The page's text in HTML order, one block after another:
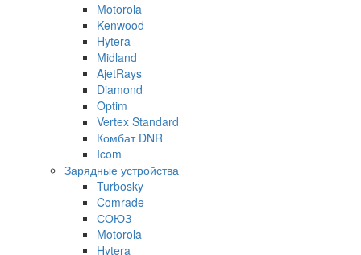
Motorola
Kenwood
Hytera
Midland
AjetRays
Diamond
Optim
Vertex Standard
Комбат DNR
Icom
Зарядные устройства
Turbosky
Comrade
СОЮЗ
Motorola
Hytera